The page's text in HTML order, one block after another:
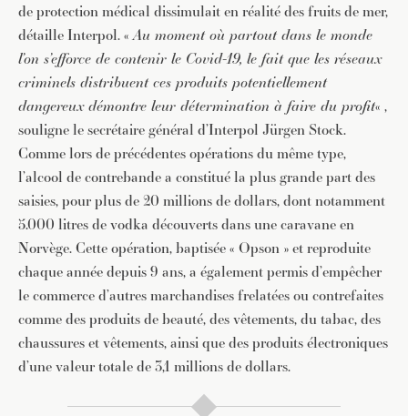
de protection médical dissimulait en réalité des fruits de mer,
détaille Interpol. «Au moment où partout dans le monde
l’on s’efforce de contenir le Covid-19, le fait que les réseaux
criminels distribuent ces produits potentiellement
dangereux démontre leur détermination à faire du profit« ,
souligne le secrétaire général d’Interpol Jürgen Stock.
Comme lors de précédentes opérations du même type,
l’alcool de contrebande a constitué la plus grande part des
saisies, pour plus de 20 millions de dollars, dont notamment
5.000 litres de vodka découverts dans une caravane en
Norvège. Cette opération, baptisée « Opson » et reproduite
chaque année depuis 9 ans, a également permis d’empêcher
le commerce d’autres marchandises frelatées ou contrefaites
comme des produits de beauté, des vêtements, du tabac, des
chaussures et vêtements, ainsi que des produits électroniques
d’une valeur totale de 3,1 millions de dollars.